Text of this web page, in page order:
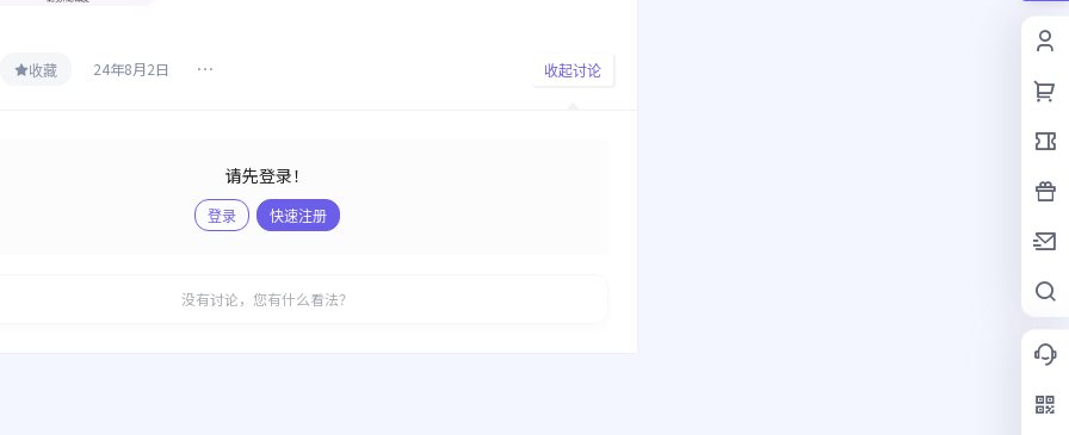
收藏 24年8月2日 收起讨论
请先登录！
登录 快速注册
没有讨论，您有什么看法？